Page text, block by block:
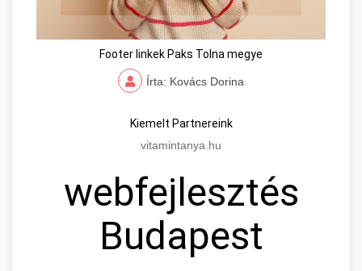
Footer linkek Paks Tolna megye
Írta: Kovács Dorina
Kiemelt Partnereink
vitamintanya.hu
webfejlesztés
Budapest